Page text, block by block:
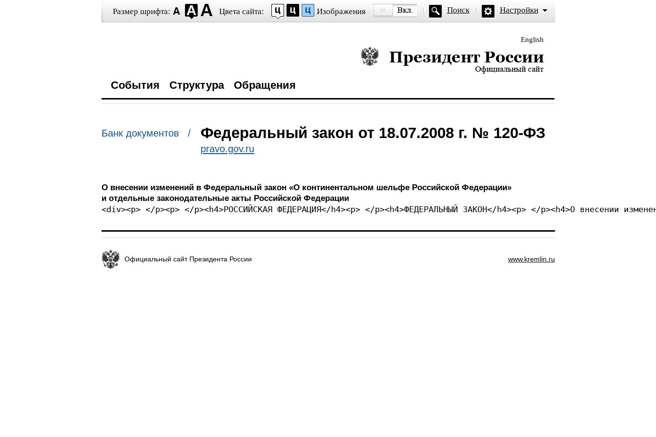
Размер шрифта: Цвета сайта: Изображения Поиск Настройки
English
Президент России — официальный сайт
События Структура Обращения
Банк документов / Федеральный закон от 18.07.2008 г. № 120-ФЗ
pravo.gov.ru
О внесении изменений в Федеральный закон «О континентальном шельфе Российской Федерации»
и отдельные законодательные акты Российской Федерации
<div><p> </p><p> </p><h4>РОССИЙСКАЯ ФЕДЕРАЦИЯ</h4><p> </p><h4>ФЕДЕРАЛЬНЫЙ ЗАКОН</h4><p> </p><h4>О внесении
Официальный сайт Президента России www.kremlin.ru